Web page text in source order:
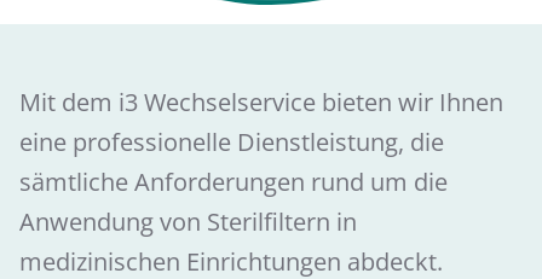
Mit dem i3 Wechselservice bieten wir Ihnen
eine professionelle Dienstleistung, die
sämtliche Anforderungen rund um die
Anwendung von Sterilfiltern in
medizinischen Einrichtungen abdeckt.